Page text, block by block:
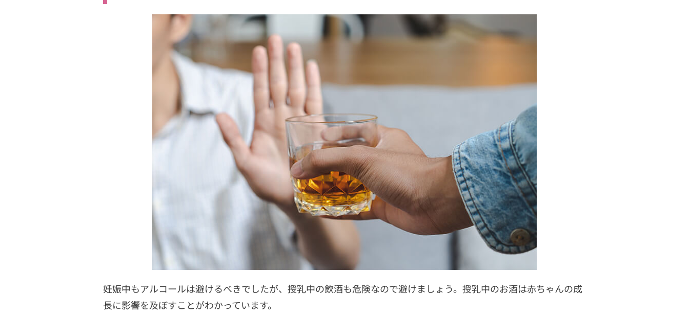
妊娠中もアルコールは避けるべきでしたが、授乳中の飲酒も危険なので避けましょう。授乳中のお酒は赤ちゃんの成
長に影響を及ぼすことがわかっています。